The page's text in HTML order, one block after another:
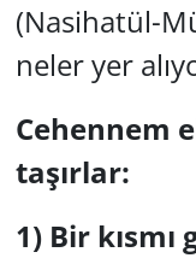
(Nasihatül-
neler yer
Cehennem
taşırlar:
1) Bir